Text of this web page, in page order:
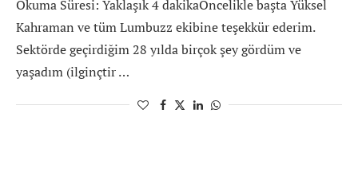
Okuma Süresi: Yaklaşık 4 dakikaÖncelikle başta Yüksel
Kahraman ve tüm Lumbuzz ekibine teşekkür ederim.
Sektörde geçirdiğim 28 yılda birçok şey gördüm ve
yaşadım (ilginçtir …